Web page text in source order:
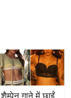
शैम्पेन गाने में छाईं